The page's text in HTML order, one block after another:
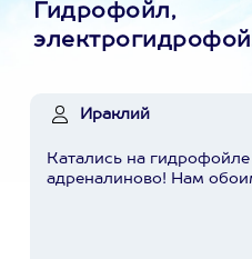
Гидрофойл,
Ираклий
Катались на
адреналиново! Нам